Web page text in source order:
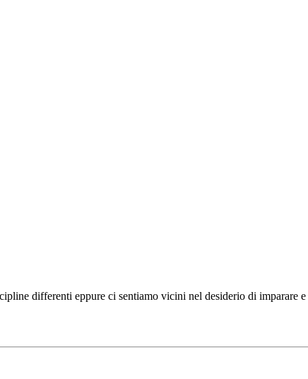
differenti eppure ci sentiamo vicini nel desiderio di imparare